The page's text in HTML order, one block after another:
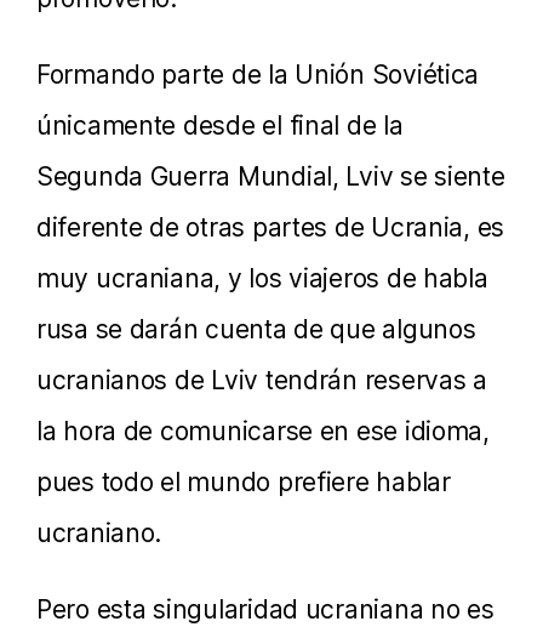
Formando parte de la Unión Soviética
únicamente desde el final de la
Segunda Guerra Mundial, Lviv se siente
diferente de otras partes de Ucrania, es
muy ucraniana, y los viajeros de habla
rusa se darán cuenta de que algunos
ucranianos de Lviv tendrán reservas a
la hora de comunicarse en ese idioma,
pues todo el mundo prefiere hablar
ucraniano.
Pero esta singularidad ucraniana no es